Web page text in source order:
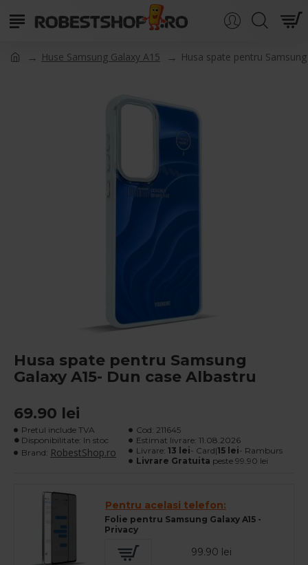
Huse Samsung Galaxy A15 Husa spate pentru
Husa spate pentru Samsung
Galaxy A15- Dun case Albastru
69.90 lei
Pretul include TVA
Disponibilitate: In stoc
Brand: RobestShop.ro
Cod: 211645
Estimat livrare: 11.08.2026
Livrare: 13 lei- Card|15 lei- Ramburs
Livrare Gratuita peste 99.90 lei
Pentru acelasi telefon:
Folie pentru Samsung Galaxy A15 -
Privacy
99.90 lei